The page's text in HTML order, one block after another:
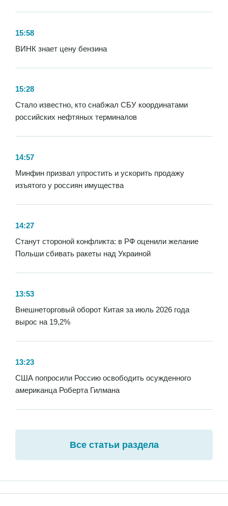
15:58
ВИНК знает цену бензина
15:28
Стало известно, кто снабжал СБУ координатами
российских нефтяных терминалов
14:57
Минфин призвал упростить и ускорить продажу
изъятого у россиян имущества
14:27
Станут стороной конфликта: в РФ оценили желание
Польши сбивать ракеты над Украиной
13:53
Внешнеторговый оборот Китая за июль 2026 года
вырос на 19,2%
13:23
США попросили Россию освободить осужденного
американца Роберта Гилмана
Все статьи раздела